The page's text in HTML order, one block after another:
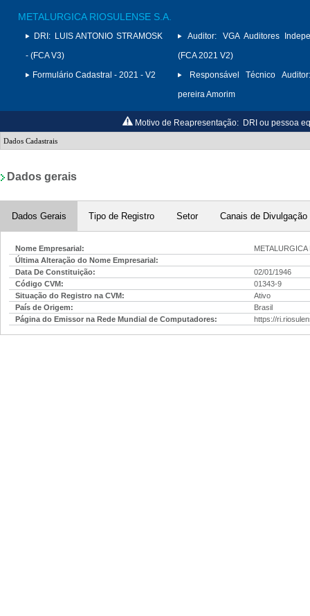
METALURGICA RIOSULENSE S.A.
DRI: LUIS ANTONIO STRAMOSK
- (FCA V3)
Formulário Cadastral - 2021 - V2
Auditor:
VGA Auditores
(FCA 2021 V2)
Responsável Técnico Auditor:
pereira Amorim
Motivo de Reapresentação: DRI ou pessoa